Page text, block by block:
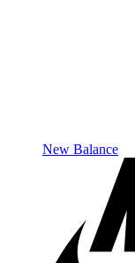
New Balance